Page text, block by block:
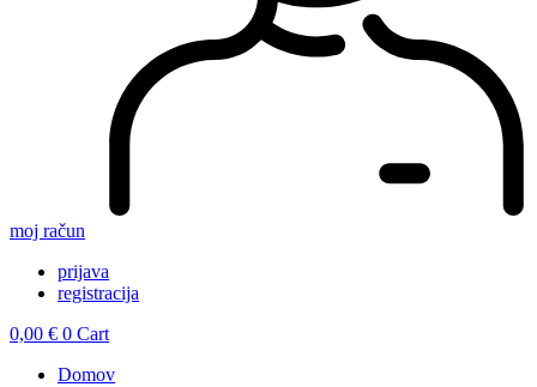
moj račun
prijava
registracija
0,00 € 0 Cart
Domov